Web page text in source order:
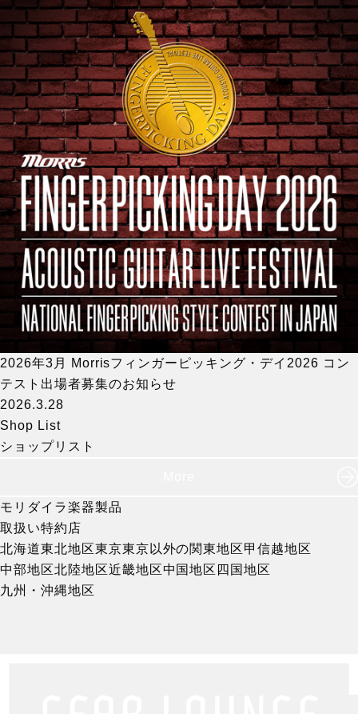
2026年3月 Morrisフィンガーピッキング・デイ2026 コン
テスト出場者募集のお知らせ
2026.3.28
Shop List
ショップリスト
モリダイラ楽器製品
取扱い特約店
北海道東北地区東京東京以外の関東地区甲信越地区
中部地区北陸地区近畿地区中国地区 四国地区
九州・沖縄地区